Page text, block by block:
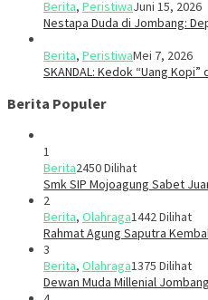
Berita, PeristiwaJuni 15, 2026
​​Nestapa Duda di Jombang:
Berita, PeristiwaMei 7, 2026
SKANDAL: Kedok “Uang
Berita Populer
1
Berita2450 Dilihat
Smk SIP Mojoagung Sabet
2
Berita, Olahraga1442 Dilihat
Rahmat Agung Saputra
3
Berita, Olahraga1375 Dilihat
Dewan Muda Millenial